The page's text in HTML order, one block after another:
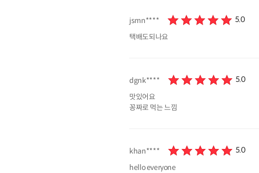
jsmn**** 5.0
택배도되나요
dgnk**** 5.0
맛있어요
꽁짜로 먹는 느낌
khan**** 5.0
hello everyone